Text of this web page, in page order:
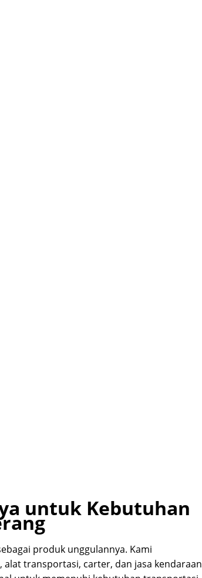
untuk Kebutuhan
produk unggulannya. Kami
, alat transportasi, carter, dan jasa kendaraan